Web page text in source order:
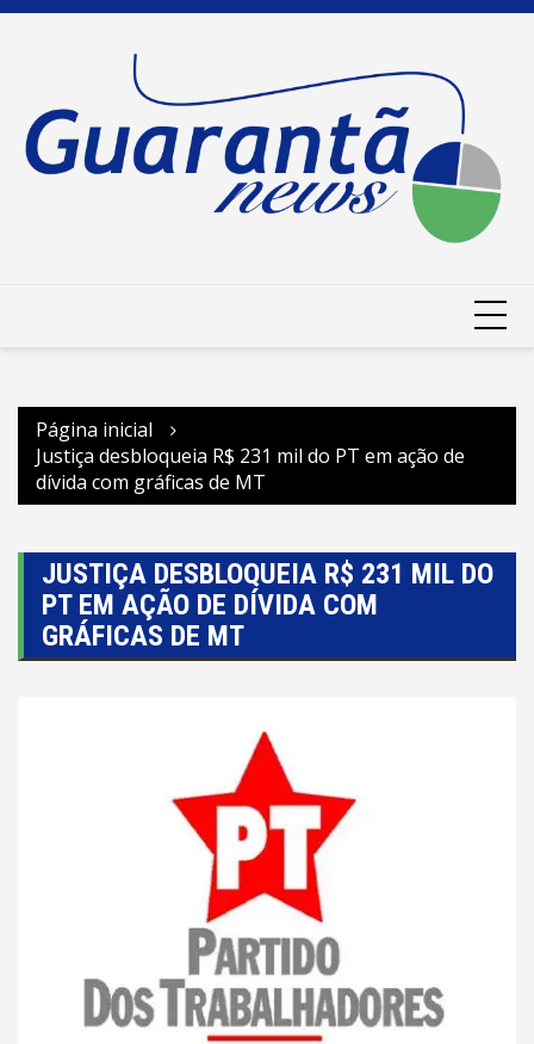
Ir
Página inicial
Justiça desbloqueia R$ 231 mil do PT em ação de
dívida com gráficas de MT
JUSTIÇA DESBLOQUEIA R$ 231 MIL DO
PT EM AÇÃO DE DÍVIDA COM
GRÁFICAS DE MT